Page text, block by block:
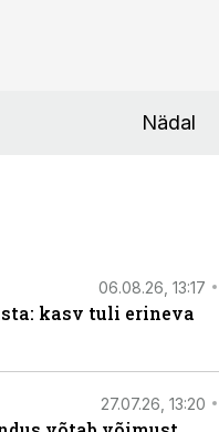
Nädal
06.08.26, 13:17
kasv tuli erineva
27.07.26, 13:20